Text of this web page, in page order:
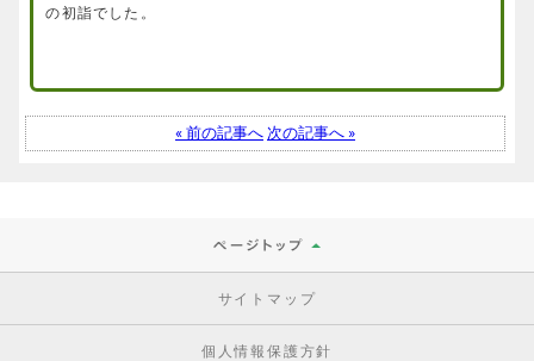
の初詣でした。
« 前の記事へ 次の記事へ »
サイトマップ
個人情報保護方針